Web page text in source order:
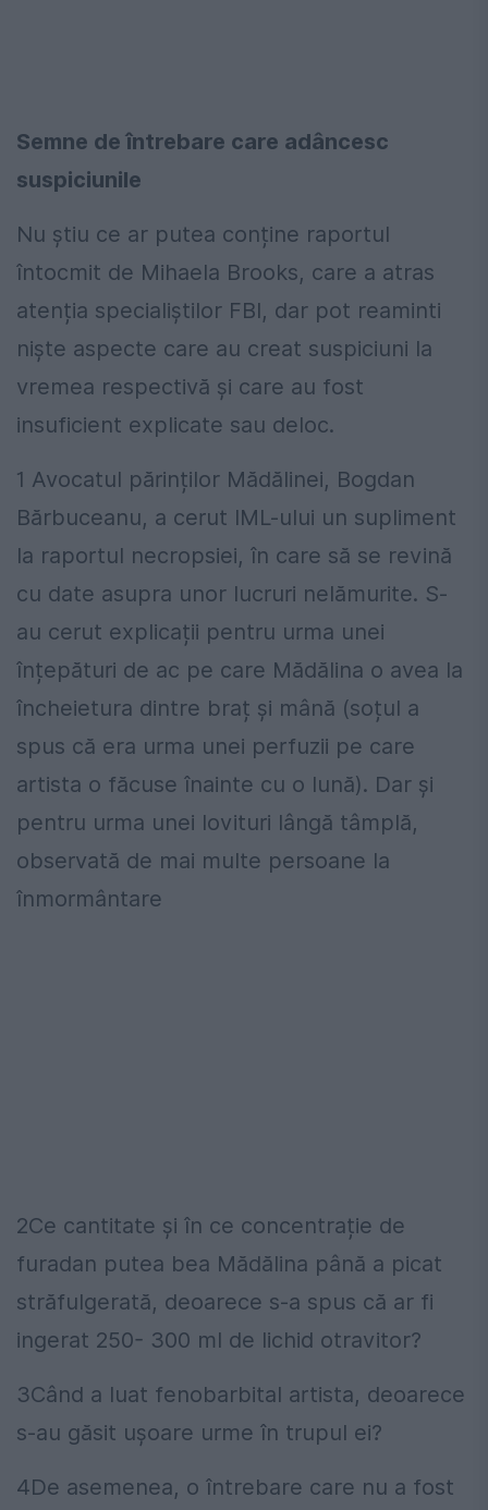
Semne de întrebare care adâncesc
suspiciunile
Nu știu ce ar putea conține raportul
întocmit de Mihaela Brooks, care a atras
atenția specialiștilor FBI, dar pot reaminti
niște aspecte care au creat suspiciuni la
vremea respectivă și care au fost
insuficient explicate sau deloc.
1 Avocatul părinților Mădălinei, Bogdan
Bărbuceanu, a cerut IML-ului un supliment
la raportul necropsiei, în care să se revină
cu date asupra unor lucruri nelămurite. S-
au cerut explicații pentru urma unei
înțepături de ac pe care Mădălina o avea la
încheietura dintre braț și mână (soțul a
spus că era urma unei perfuzii pe care
artista o făcuse înainte cu o lună). Dar și
pentru urma unei lovituri lângă tâmplă,
observată de mai multe persoane la
înmormântare
2Ce cantitate și în ce concentrație de
furadan putea bea Mădălina până a picat
străfulgerată, deoarece s-a spus că ar fi
ingerat 250- 300 ml de lichid otravitor?
3Când a luat fenobarbital artista, deoarece
s-au găsit ușoare urme în trupul ei?
4De asemenea, o întrebare care nu a fost